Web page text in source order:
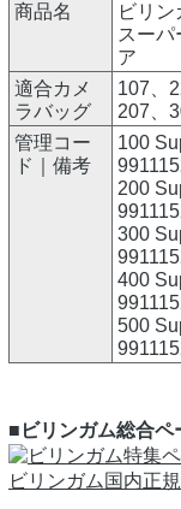
商品名
ビリ
スー
ア
適合カメ
ラバッグ
107、
207、
管理コー
ド｜備考
100
200
300
400
500
■ビリンガム総合ペ
ビリンガム国内正